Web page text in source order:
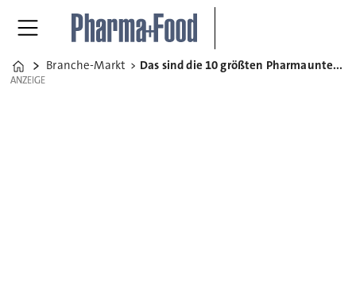
Home
Branche-Markt Das sind die 10 größten Pharmaunternehmen der Welt
ANZEIGE
ANZEIGE